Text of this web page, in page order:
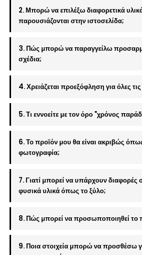
2. Μπορώ να επιλέξω διαφορετικά
παρουσιάζονται στην ιστοσελίδα;
3. Πώς μπορώ να παραγγείλω
σχέδια;
4. Χρειάζεται προεξόφληση για όλες
5. Τι εννοείτε με τον όρο "χρόνος
6. Το προϊόν μου θα είναι ακριβώς
φωτογραφία;
7. Γιατί μπορεί να υπάρχουν
φυσικά υλικά όπως το ξύλο;
8. Πώς μπορεί να προσωποποιηθεί το
9. Ποια στοιχεία μπορώ να προσθέσω